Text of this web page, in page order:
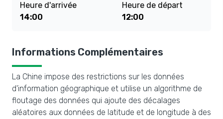
Heure d'arrivée
14:00
Heure de départ
12:00
Informations Complémentaires
La Chine impose des restrictions sur les données
d'information géographique et utilise un algorithme de
floutage des données qui ajoute des décalages
aléatoires aux données de latitude et de longitude à des